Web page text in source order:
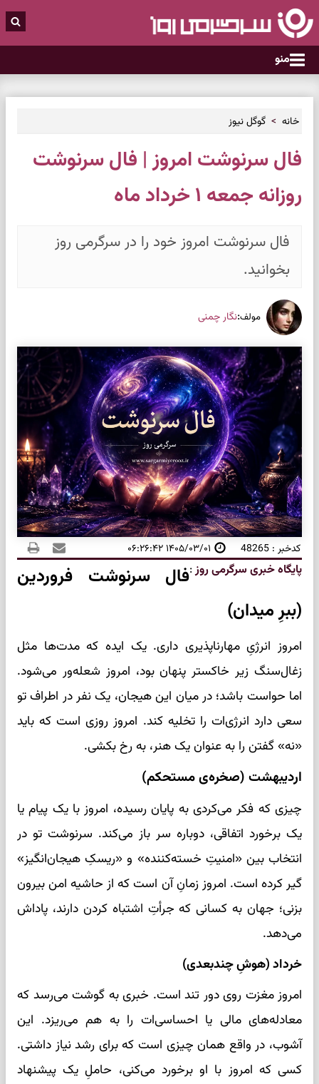
منو
خانه گوگل نیوز
فال سرنوشت امروز | فال سرنوشت
روزانه جمعه ۱ خرداد ماه
فال سرنوشت امروز خود را در سرگرمی روز
بخوانید.
مولف:نگار چمنی
کدخبر : 48265 ۱۴۰۵/۰۳/۰۱ ۰۶:۲۶:۴۲
پایگاه خبری سرگرمی روز:فال سرنوشت فروردین
(ببرِ میدان)
امروز انرژیِ مهارناپذیری داری. یک ایده که مدت‌ها مثل
زغال‌سنگ زیر خاکستر پنهان بود، امروز شعله‌ور می‌شود.
اما حواست باشد؛ در میان این هیجان، یک نفر در اطراف تو
سعی دارد انرژی‌ات را تخلیه کند. امروز روزی است که باید
«نه» گفتن را به عنوان یک هنر، به رخ بکشی.
اردیبهشت (صخره‌ی مستحکم)
چیزی که فکر می‌کردی به پایان رسیده، امروز با یک پیام یا
یک برخورد اتفاقی، دوباره سر باز می‌کند. سرنوشت تو در
انتخاب بین «امنیتِ خسته‌کننده» و «ریسکِ هیجان‌انگیز»
گیر کرده است. امروز زمانِ آن است که از حاشیه امن بیرون
بزنی؛ جهان به کسانی که جرأتِ اشتباه کردن دارند، پاداش
می‌دهد.
خرداد (هوشِ چندبعدی)
امروز مغزت روی دور تند است. خبری به گوشت می‌رسد که
معادله‌های مالی یا احساسی‌ات را به هم می‌ریزد. این
آشوب، در واقع همان چیزی است که برای رشد نیاز داشتی.
کسی که امروز با او برخورد می‌کنی، حاملِ یک پیشنهاد